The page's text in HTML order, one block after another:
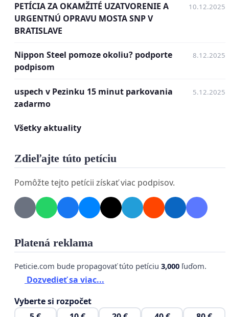
Ak ide iba o peniaze sme ochotníplatiť viacej za
staré ŠPZ/EČV ako za nové ŠPZ/EČV s novým fontom
vizuálnej komunikácieVŠVU,
Písmo QOD
pre-nove-slovenske-spz-vznikli-v-spolupraci-s-vsvu-
ZMENU BUDEME SMEROVAT NA VÁS
PETÍCIA ZA OKAMŽITÉ UZATVORENIE A
URGENTNÚ OPRAVU MOSTA SNP V
BRATISLAVE
10.12.2025
Nippon Steel pomoze okoliu? podporte
podpisom
8.12.2025
uspech v Pezinku 15 minut parkovania
zadarmo
5.12.2025
Všetky aktuality
Zdieľajte túto petíciu
Pomôžte tejto petícii získať viac podpisov.
Platená reklama
Peticie.com bude propagovať túto petíciu 3,000 ľuďom.
Dozvedieť sa viac...
Vyberte si rozpočet